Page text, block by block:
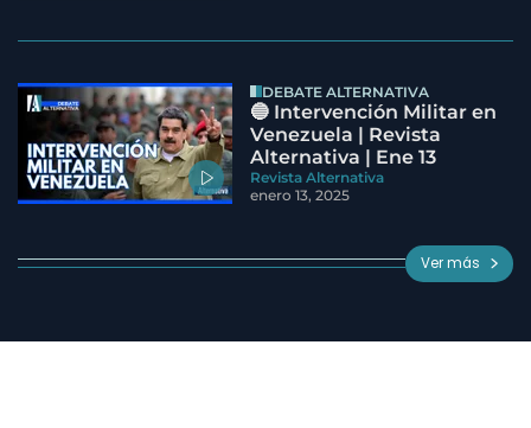
DEBATE ALTERNATIVA
🔵 Intervención Militar en
Venezuela | Revista
Alternativa | Ene 13
Revista Alternativa
enero 13, 2025
Ver más